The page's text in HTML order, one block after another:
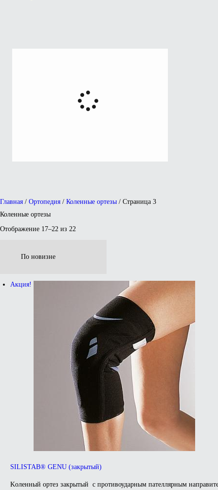
Главная / Ортопедия / Коленные ортезы / Страница 3
Коленные ортезы
Отображение 17–22 из 22
Акция!
SILISTAB® GENU (закрытый)
Kоленный ортез закрытый с противоударным пателлярным